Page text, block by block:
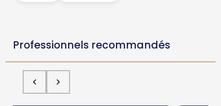
Professionnels recommandés